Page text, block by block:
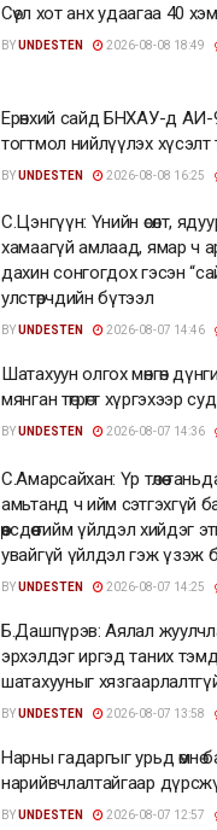
Сөүл хот анх удаагаа 40
BYUNDESTEN 2026-08-08 18:49
Ерөнхий сайд БНХАУ-д АИ-
тогтмол нийлүүлэх хүсэлт
BYUNDESTEN 2026-08-08 16:25
С.Цэнгүүн: Үнийн өсөлт,
хамаагүй амлаад, ямар ч
дахин сонгогдох гэсэн
улстөрчдийн бүтээл
BYUNDESTEN 2026-08-07 14:46
Шатахуун олгох мөнгөн
мянган төгрөгт хүргэхээр
BYUNDESTEN 2026-08-07 14:36
С.Амарсайхан: Үр төлөө
амьтанд ч ийм сэтгэхгүй
өөрсдөө тийм үйлдэл хийдэг
увайгүй үйлдэл гэж үзэж
BYUNDESTEN 2026-08-07 14:25
Б.Дашпүрэв: Аялал
эрхэлдэг иргэд таних
шатахууныг
BYUNDESTEN 2026-08-07 13:58
Нарны гадаргыг урьд өмнө
нарийвчлалтайгаар
BYUNDESTEN 2026-08-07 12:57